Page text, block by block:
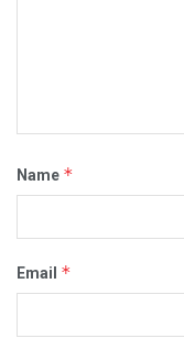
Name *
Email *